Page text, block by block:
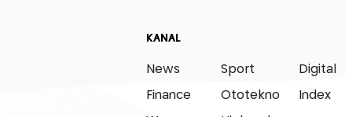
KANAL
News
Finance
Sport
Ototekno
Digital
Index